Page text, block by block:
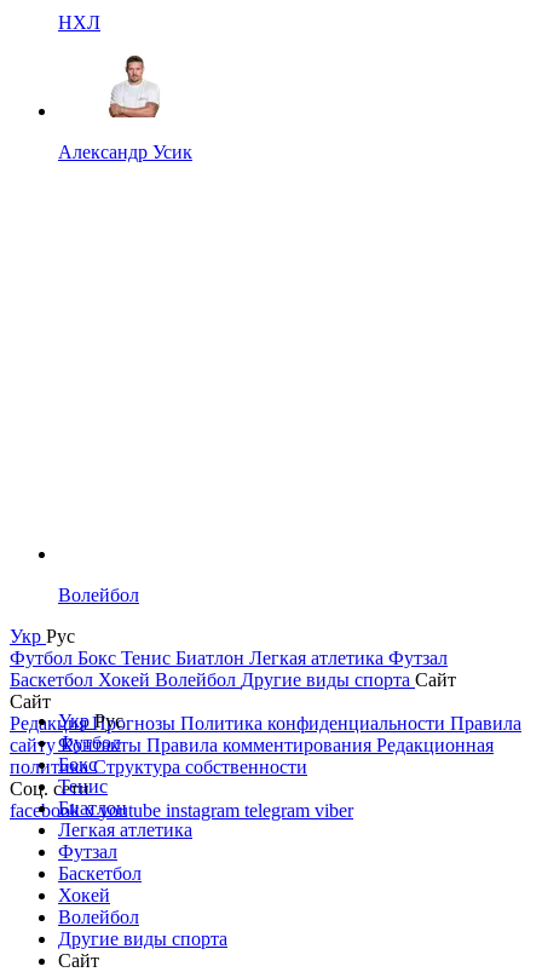
НХЛ
Александр Усик
Волейбол
Укр Рус
Футбол Бокс Тенис Биатлон Легкая атлетика Футзал
Баскетбол Хокей Волейбол Другие виды спорта Сайт
Сайт
РедакцияПрогнозы Политика конфиденциальности Правила
сайтуКонтакты Правила комментирования Редакционная
политикаСтруктура собственности
Соц. сети
facebookxyoutube instagram telegram viber
УкрРус
Футбол
Бокс
Тенис
Биатлон
Легкая атлетика
Футзал
Баскетбол
Хокей
Волейбол
Другие виды спорта
Сайт